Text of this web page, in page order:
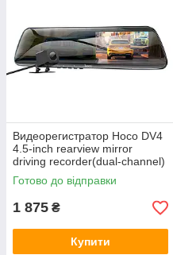
Видеорегистратор Hoco DV4
4.5-inch rearview mirror
driving recorder(dual-channel)
(2.45", 1080p, 130°) Gray
Готово до відправки
1 875 ₴
Купити